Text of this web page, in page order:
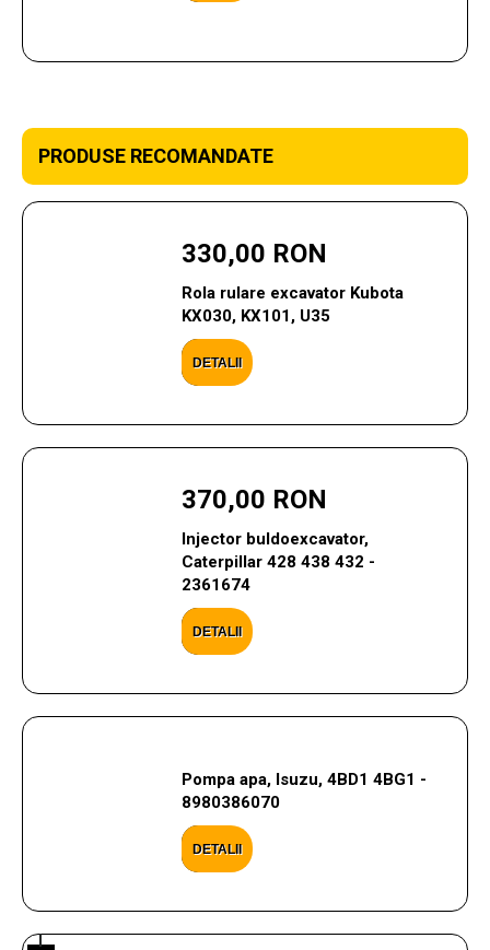
PRODUSE RECOMANDATE
330,00 RON
Rola rulare excavator Kubota
KX030, KX101, U35
DETALII
370,00 RON
Injector buldoexcavator,
Caterpillar 428 438 432 -
2361674
DETALII
Pompa apa, Isuzu, 4BD1 4BG1 -
8980386070
DETALII